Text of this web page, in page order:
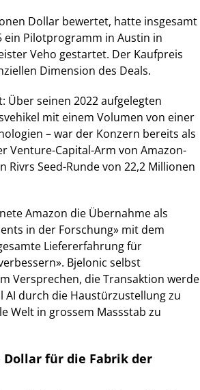
Dollar bewertet, hatte insgesamt
ein Pilotprogramm in Austin in
Veho gestartet. Der Kaufpreis
Dimension des Deals.
Über seinen 2022 aufgelegten
mit einem Volumen von einer
– war der Konzern bereits als
Venture-Capital-Arm von Amazon-
Rivrs Seed-Runde von 22,2 Millionen
Amazon die Übernahme als
in der Forschung» mit dem
Liefererfahrung für
Bjelonic selbst
Versprechen, die Transaktion werde
AI durch die Haustürzustellung zu
Welt in grossem Massstab zu
Dollar für die Fabrik der